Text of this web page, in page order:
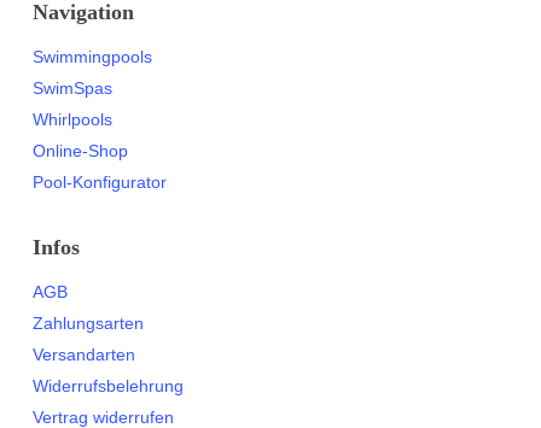
Navigation
Swimmingpools
SwimSpas
Whirlpools
Online-Shop
Pool-Konfigurator
Infos
AGB
Zahlungsarten
Versandarten
Widerrufsbelehrung
Vertrag widerrufen